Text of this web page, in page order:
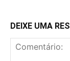
DEIXE UMA